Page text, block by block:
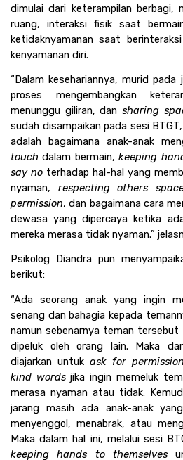
dimulai dari keterampilan berbagi,
ruang, interaksi fisik saat
ketidaknyamanan saat
kenyamanan diri.
“Dalam kesehariannya, murid
proses mengembangkan
menunggu giliran, dan sharing
sudah disampaikan pada sesi
adalah bagaimana anak-anak
touch dalam bermain, keeping
say no terhadap hal-hal yang
nyaman, respecting others
permission, dan bagaimana cara
dewasa yang dipercaya ketika
mereka merasa tidak nyaman.”
Psikolog Diandra pun
berikut:
“Ada seorang anak yang ingin
senang dan bahagia kepada
namun sebenarnya teman
dipeluk oleh orang lain. Maka
diajarkan untuk ask for
kind words jika ingin memeluk
merasa nyaman atau tidak.
jarang masih ada anak-anak
menyenggol, menabrak, atau
keeping hands to themselves